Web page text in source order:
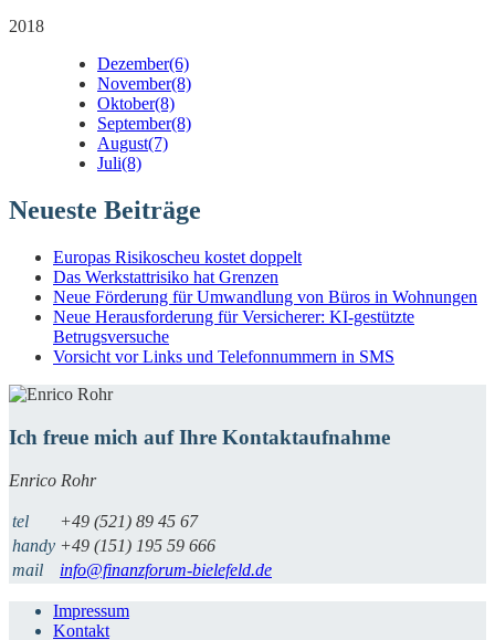
2018
Dezember(6)
November(8)
Oktober(8)
September(8)
August(7)
Juli(8)
Neueste Beiträge
Europas Risikoscheu kostet doppelt
Das Werkstattrisiko hat Grenzen
Neue Förderung für Umwandlung von Büros in Wohnungen
Neue Herausforderung für Versicherer: KI-gestützte
Betrugsversuche
Vorsicht vor Links und Telefonnummern in SMS
Ich freue mich auf Ihre Kontaktaufnahme
Enrico Rohr
tel
+49 (521) 89 45 67
handy +49 (151) 195 59 666
mail
info@finanzforum-bielefeld.de
Impressum
Kontakt